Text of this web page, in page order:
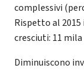
complessivi
Rispetto al
cresciuti: 11
Diminuiscono